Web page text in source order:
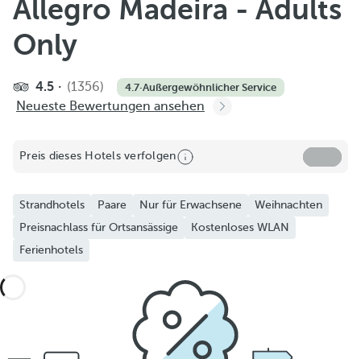
Allegro Madeira - Adults
Only
4.5 (1356) 4.7·Außergewöhnlicher Service
Neueste Bewertungen ansehen
Preis dieses Hotels verfolgen
Strandhotels Paare Nur für Erwachsene
Weihnachten
Preisnachlass für Ortsansässige
Kostenloses WLAN
Ferienhotels